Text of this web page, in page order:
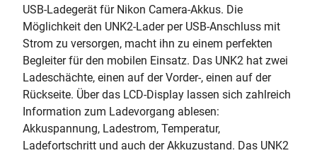
USB-Ladegerät für Nikon Camera-Akkus. Die
Möglichkeit den UNK2-Lader per USB-Anschluss mit
Strom zu versorgen, macht ihn zu einem perfekten
Begleiter für den mobilen Einsatz. Das UNK2 hat zwei
Ladeschächte, einen auf der Vorder-, einen auf der
Rückseite. Über das LCD-Display lassen sich zahlreich
Information zum Ladevorgang ablesen:
Akkuspannung, Ladestrom, Temperatur,
Ladefortschritt und auch der Akkuzustand. Das UNK2